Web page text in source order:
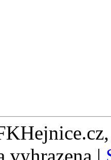
vyhrazena |